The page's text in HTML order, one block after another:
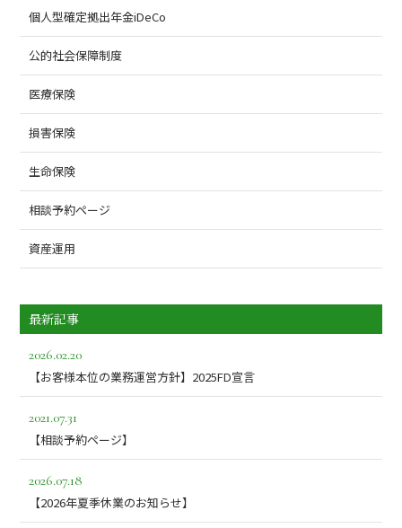
個人型確定拠出年金iDeCo
公的社会保障制度
医療保険
損害保険
生命保険
相談予約ページ
資産運用
最新記事
2026.02.20
【お客様本位の業務運営方針】2025FD宣言
2021.07.31
【相談予約ページ】
2026.07.18
【2026年夏季休業のお知らせ】